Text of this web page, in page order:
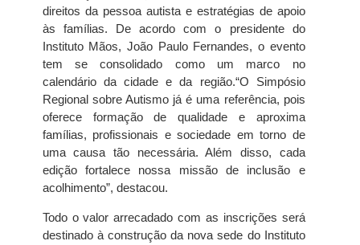
direitos da pessoa autista e estratégias de apoio
às famílias. De acordo com o presidente do
Instituto Mãos, João Paulo Fernandes, o evento
tem se consolidado como um marco no
calendário da cidade e da região.“O Simpósio
Regional sobre Autismo já é uma referência, pois
oferece formação de qualidade e aproxima
famílias, profissionais e sociedade em torno de
uma causa tão necessária. Além disso, cada
edição fortalece nossa missão de inclusão e
acolhimento”, destacou.
Todo o valor arrecadado com as inscrições será
destinado à construção da nova sede do Instituto